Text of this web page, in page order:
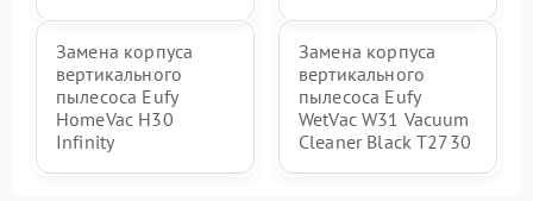
Замена корпуса
вертикального
пылесоса Eufy
HomeVac H30
Infinity
Замена корпуса
вертикального
пылесоса Eufy
WetVac W31 Vacuum
Cleaner Black T2730